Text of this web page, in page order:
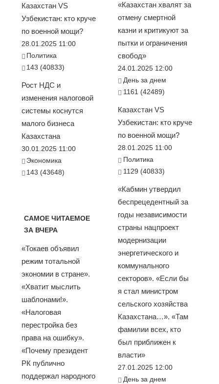
Казахстан VS
Узбекистан: кто круче
по военной мощи?
28.01.2025 11:00
Политика
143 (40833)
Рост НДС и
изменения налоговой
системы коснутся
малого бизнеса
Казахстана
30.01.2025 11:00
Экономика
143 (43648)
САМОЕ ЧИТАЕМОЕ
ЗА ВЧЕРА
«Токаев объявил
режим тотальной
экономии в стране».
«Хватит мыслить
шаблонами!».
«Налоговая
перестройка без
права на ошибку».
«Почему президент
РК публично
поддержал народного
«Казахстан хвалят за
отмену смертной
казни и критикуют за
пытки и ограничения
свобод»
24.01.2025 12:00
День за днем
1161 (42489)
Казахстан VS
Узбекистан: кто круче
по военной мощи?
28.01.2025 11:00
Политика
1129 (40833)
«Кабмин утвердил
беспрецедентный за
годы независимости
страны нацпроект
модернизации
энергетического и
коммунального
секторов». «Если бы
я стал министром
сельского хозяйства
Казахстана…». «Там
фамилии всех, кто
был приближен к
власти»
27.01.2025 12:00
День за днем